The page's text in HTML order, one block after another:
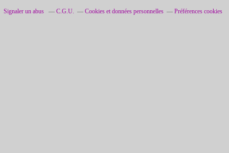
Signaler un abus C.G.U. Cookies et données personnelles Préférences cookies